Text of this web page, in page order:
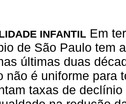
INFANTIL Em
de São Paulo tem
últimas duas
não é uniforme para
taxas de